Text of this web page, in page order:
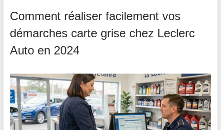
Comment réaliser facilement vos
démarches carte grise chez Leclerc
Auto en 2024